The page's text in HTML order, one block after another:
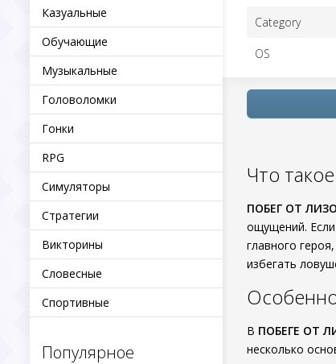
Казуальные
Обучающие
Музыкальные
Головоломки
Гонки
RPG
Симуляторы
Стратегии
Викторины
Словесные
Спортивные
Популярное
Category
OS
Что
ПОБЕГ ОТ
ощущений.
главного
избегать
В ПОБЕГЕ ОТ
несколько